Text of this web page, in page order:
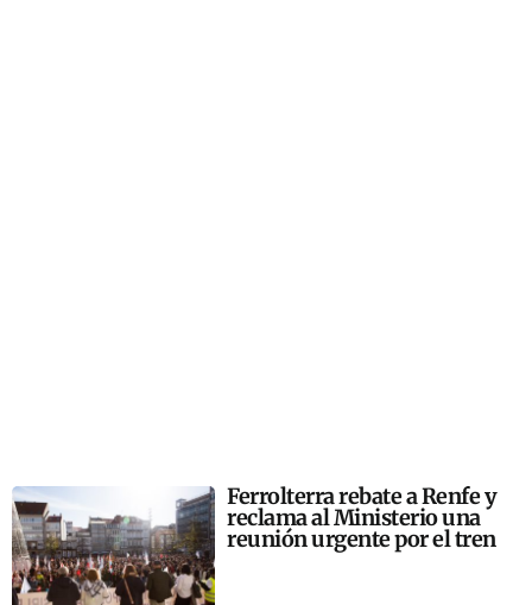
Ferrolterra rebate a Renfe y
reclama al Ministerio una
reunión urgente por el tren